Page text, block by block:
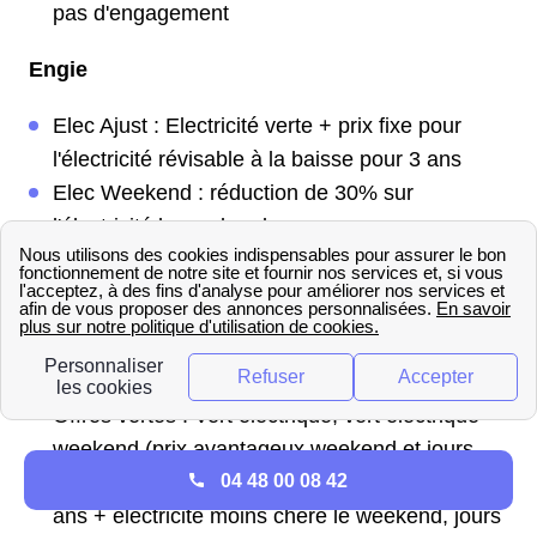
pas d'engagement
Engie
Elec Ajust : Electricité verte + prix fixe pour
l'électricité révisable à la baisse pour 3 ans
Elec Weekend : réduction de 30% sur
l'électricité le weekend
EDF
Tarif Bleu : option base ou option heures
creuses (tarif avantageux 8 heures par jour, à
préciser avec le distributeur local)
Offres vertes : Vert électrique, vert électrique
weekend (prix avantageux weekend et jours
fériés), vert électrique auto (prix fixe pendant 3
ans + électricité moins chère le weekend, jours
04 48 00 08 42